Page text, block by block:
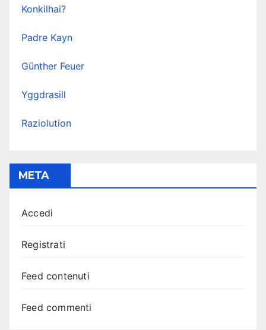
Konkilhai?
Padre Kayn
Günther Feuer
Yggdrasill
Raziolution
META
Accedi
Registrati
Feed contenuti
Feed commenti